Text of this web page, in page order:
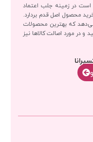
است در زمینه جلب اعتماد
محصول اصل قدم بردارد.
می‌دهد که بهترین محصولات
و در مورد اصالت کالاها نیز